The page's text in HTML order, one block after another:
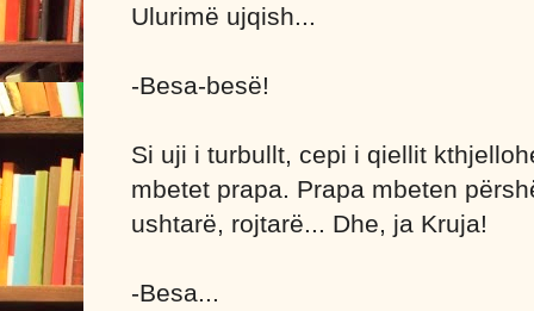
Ulurimë ujqish...
-Besa-besë!
Si uji i turbullt, cepi i qiellit
mbetet prapa. Prapa mbeten
ushtarë, rojtarë... Dhe, ja Kruja!
-Besa...